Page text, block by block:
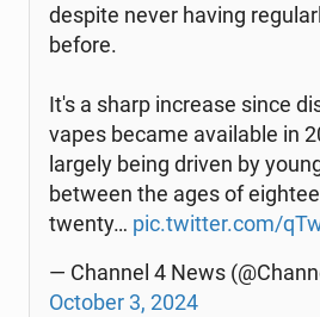
despite never having
before.
It's a sharp in­cre­ase since
vapes became ava­ila­ble in
largely being driven by
between the ages of
twenty… pic.twitter.com/
— Channel 4 News
October 3, 2024